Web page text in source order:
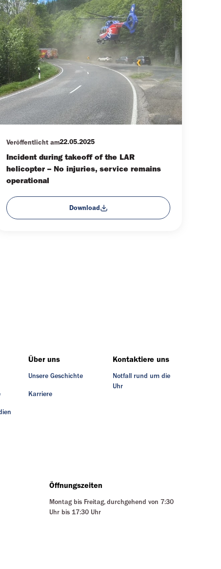
Veröffentlicht am22.05.2025
Incident during takeoff of the LAR
helicopter – No injuries, service remains
operational
Download
Über uns
Unsere Geschichte
Karriere
Kontaktiere uns
Notfall rund um die
Uhr
Öffnungszeiten
Montag bis Freitag, durchgehend von 7:30
Uhr bis 17:30 Uhr